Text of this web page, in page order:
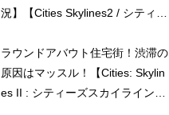
況】【Cities Skylines2 / シティー
ラウンドアバウト住宅街！渋滞の
原因はマッスル！【Cities: Skylin
es II : シティーズスカイライン